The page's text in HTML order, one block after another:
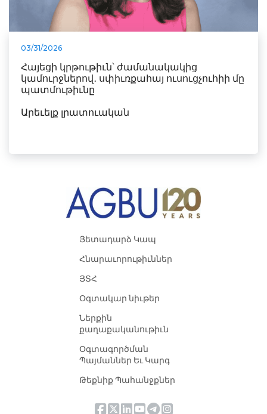
03/31/2026
Հայեցի կրթութիւն՝ ժամանակակից
կամուրջներով․ սփիւռքահայ ուսուցչուհիի մը
պատմութիւնը
Արեւելք լրատուական
Յետադարձ Կապ
Հնարաւորութիւններ
ՅՏՀ
Օգտակար նիւթեր
Ներքին
քաղաքականութիւն
Օգտագործման
Պայմաններ Եւ Կարգ
Թեքնիք Պահանջքներ